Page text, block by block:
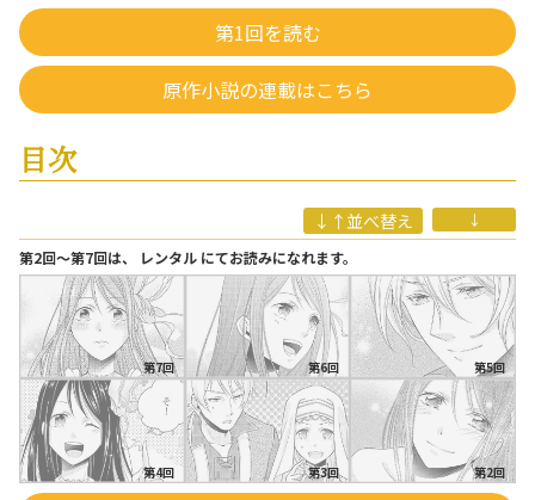
東京都在住。少女漫画誌でのデビューを経て、女性向け電子小説の表紙や
webゲームイラストなどを手掛ける。繊細で美しいタッチを持ち味に活躍
中。代表作は「王妃様は逃亡中」（原作：遊森謡子、アルファポリス、全
1巻）。
（旧題：離宮の乳母さま）』で出版デビュー、WEBでも活動中。手動式コ
ーヒーミルで豆を挽くのが癒し。
第1回を読む
原作小説の連載はこちら
目次
↓↑並べ替え
↓
第2回〜第7回は、 レンタル にてお読みになれます。
第7回 第6回 第5回
第4回 第3回 第2回